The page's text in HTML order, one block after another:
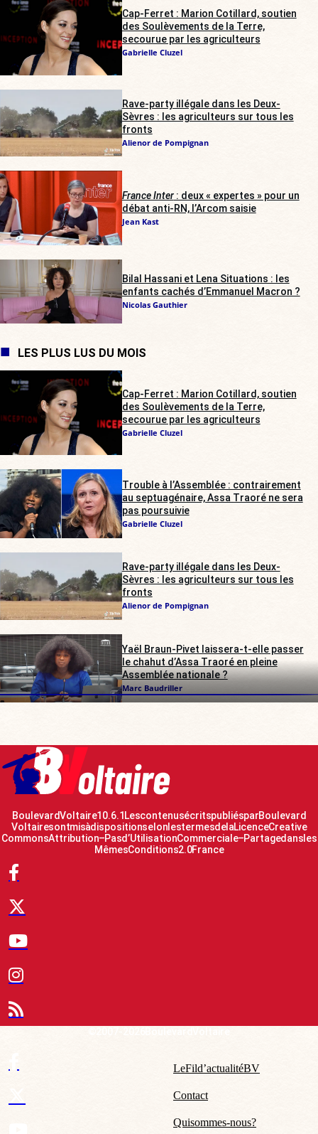
Cap-Ferret : Marion Cotillard, soutien
des Soulèvements de la Terre,
secourue par les agriculteurs
Gabrielle Cluzel
Rave-party illégale dans les Deux-
Sèvres : les agriculteurs sur tous les
fronts
Alienor de Pompignan
France Inter: deux « expertes » pour un
débat anti-RN, l’Arcom saisie
Jean Kast
Bilal Hassani et Lena Situations : les
enfants cachés d’Emmanuel Macron ?
Nicolas Gauthier
LES PLUS LUS DU MOIS
Cap-Ferret : Marion Cotillard, soutien
des Soulèvements de la Terre,
secourue par les agriculteurs
Gabrielle Cluzel
Trouble à l’Assemblée : contrairement
au septuagénaire, Assa Traoré ne sera
pas poursuivie
Gabrielle Cluzel
Rave-party illégale dans les Deux-
Sèvres : les agriculteurs sur tous les
fronts
Alienor de Pompignan
Yaël Braun-Pivet laissera-t-elle passer
le chahut d’Assa Traoré en pleine
Assemblée nationale ?
Marc Baudriller
Boulevard Voltaire 10.6.1 Les contenus écrits publiés par Boulevard
Voltaire sont mis à disposition selon les termes de la Licence Creative
Commons Attribution – Pas d’Utilisation Commerciale – Partage dans les
Mêmes Conditions 2.0 France
Le Fil d’actualité BV
Contact
Qui sommes-nous ?